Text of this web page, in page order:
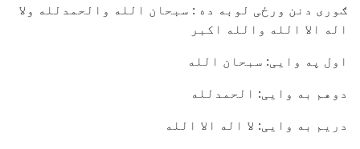
ګوری دنن ورځی لوبه ده : سبحان الله والحمدلله ولا
اله الا الله والله اکبر
اول په وایی: سبحان الله
دوهم به وایی: الحمدلله
دریم به وایی: لا اله الا الله